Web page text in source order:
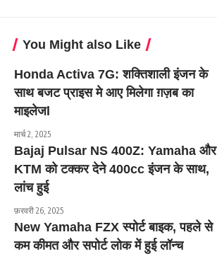
You Might also Like
Honda Activa 7G: शक्तिशाली इंजन के
साथ बजट प्राइस मे आए मिलेगा ग़ज़ब का
माइलेजl
मार्च 2, 2025
Bajaj Pulsar NS 400Z: Yamaha और
KTM को टक्कर देने 400cc इंजन के साथ,
लांच हुई
फ़रवरी 26, 2025
New Yamaha FZX स्पोर्ट बाइक, पहले से
कम कीमत और सपोर्ट लोक में हुई लॉन्च